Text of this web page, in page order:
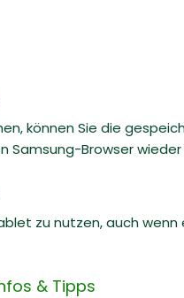
können Sie die
Samsung-Browser
zu nutzen, auch
& Tipps